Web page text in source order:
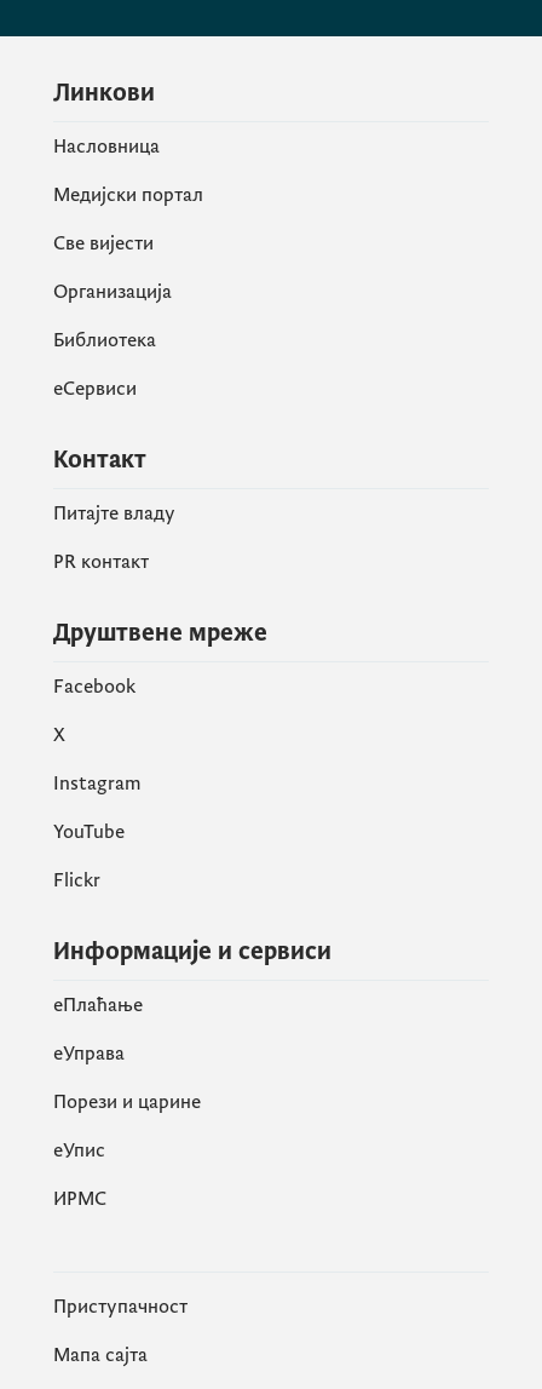
политика подразумијева
политичку вољу и стручност за
разумијевање трендова
становништва, прилагођавање
могућности на начин који је
поручила је генерална
Поповић.
Линкови
Насловница
Медијски портал
Све вијести
Организација
Библиотека
еСервиси
Контакт
Питајте владу
PR контакт
Друштвене мреже
Facebook
X
Instagram
YouTube
Flickr
Информације и сервиси
eПлаћање
еУправа
Порези и царине
eУпис
ИРМС
Приступачност
Мапа сајта